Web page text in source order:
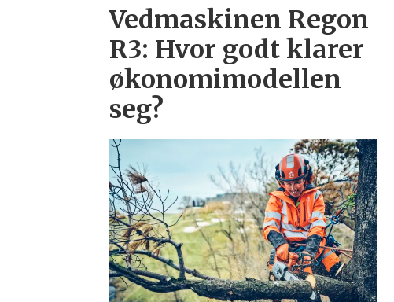
Vedmaskinen Regon
R3: Hvor godt klarer
økonomi­modellen
seg?